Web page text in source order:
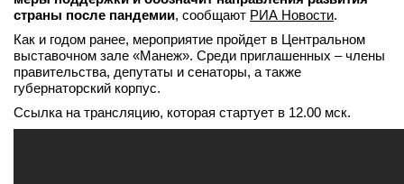
Интервью
вконтакте
телеграм
Стать автором
страны после пандемии, сообщают РИА Новости.
Как и годом ранее, мероприятие пройдет в Центральном
выставочном зале «Манеж». Среди приглашенных – члены
правительства, депутаты и сенаторы, а также
губернаторский корпус.
Ссылка на трансляцию, которая стартует в 12.00 мск.